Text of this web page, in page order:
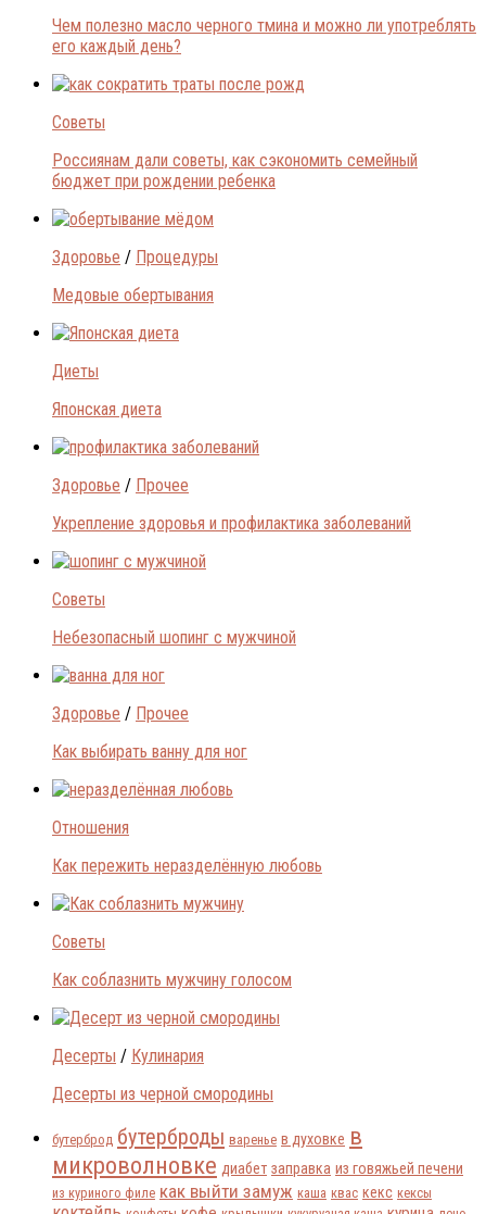
Чем полезно масло черного тмина и можно ли употреблять
его каждый день?
Советы
Россиянам дали советы, как сэкономить семейный
бюджет при рождении ребенка
Здоровье / Процедуры
Медовые обертывания
Диеты
Японская диета
Здоровье / Прочее
Укрепление здоровья и профилактика заболеваний
Советы
Небезопасный шопинг с мужчиной
Здоровье / Прочее
Как выбирать ванну для ног
Отношения
Как пережить неразделённую любовь
Советы
Как соблазнить мужчину голосом
Десерты / Кулинария
Десерты из черной смородины
бутерброд бутерброды варенье в духовке в
микроволновке диабет заправка из говяжьей печени
из куриного филе как выйти замуж каша квас кекс кексы